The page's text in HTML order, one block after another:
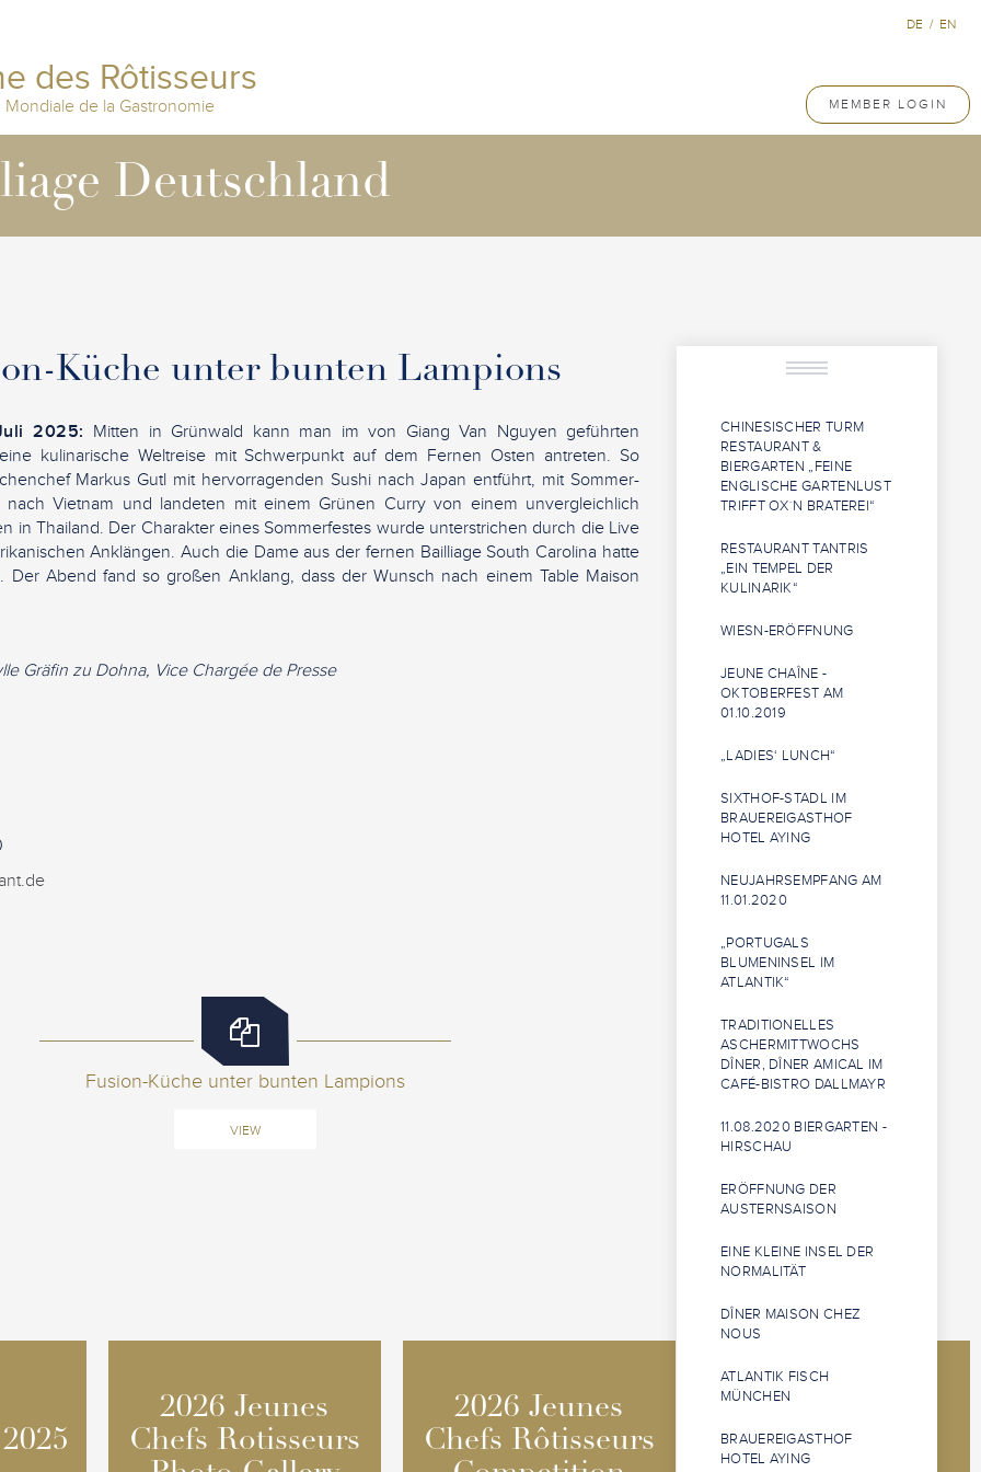
des Rôtisseurs
Mondiale de la Gastronomie MEMBER LOGIN
DE / EN
Deutschland
Küche unter bunten Lampions
2025: Mitten in Grünwald kann man im von Giang Van Nguyen geführten
kulinarische Weltreise mit Schwerpunkt auf dem Fernen Osten antreten. So
Markus Gutl mit hervorragenden Sushi nach Japan entführt, mit Sommer-
nach Vietnam und landeten mit einem Grünen Curry von einem unvergleichlich
in Thailand. Der Charakter eines Sommerfestes wurde unterstrichen durch die Live
Anklängen. Auch die Dame aus der fernen Bailliage South Carolina hatte
Der Abend fand so großen Anklang, dass der Wunsch nach einem Table Maison
Gräfin zu Dohna, Vice Chargée de Presse
Fusion-Küche unter bunten Lampions
VIEW
CHINESISCHER TURM
RESTAURANT &
BIERGARTEN „FEINE
ENGLISCHE GARTENLUST
TRIFFT OX`N BRATEREI“
RESTAURANT TANTRIS
„EIN TEMPEL DER
KULINARIK“
WIESN-ERÖFFNUNG
JEUNE CHAÎNE -
OKTOBERFEST AM
01.10.2019
„LADIES‘ LUNCH“
SIXTHOF-STADL IM
BRAUEREIGASTHOF
HOTEL AYING
NEUJAHRSEMPFANG AM
11.01.2020
„PORTUGALS
BLUMENINSEL IM
ATLANTIK“
TRADITIONELLES
ASCHERMITTWOCHS
DÎNER, DÎNER AMICAL IM
CAFÉ-BISTRO DALLMAYR
11.08.2020 BIERGARTEN -
HIRSCHAU
ERÖFFNUNG DER
AUSTERNSAISON
EINE KLEINE INSEL DER
NORMALITÄT
DÎNER MAISON CHEZ
NOUS
ATLANTIK FISCH
MÜNCHEN
BRAUEREIGASTHOF
HOTEL AYING
2026 Jeunes
Chefs Rotisseurs
2026 Jeunes
Chefs Rotisseurs
2026 Jeunes
Chefs Rôtisseurs
2026 Jeunes
Chefs Rôtisseurs
2026 Jeunes
Sommeliers
Competition
2026 Jeunes
Sommeliers
Competition